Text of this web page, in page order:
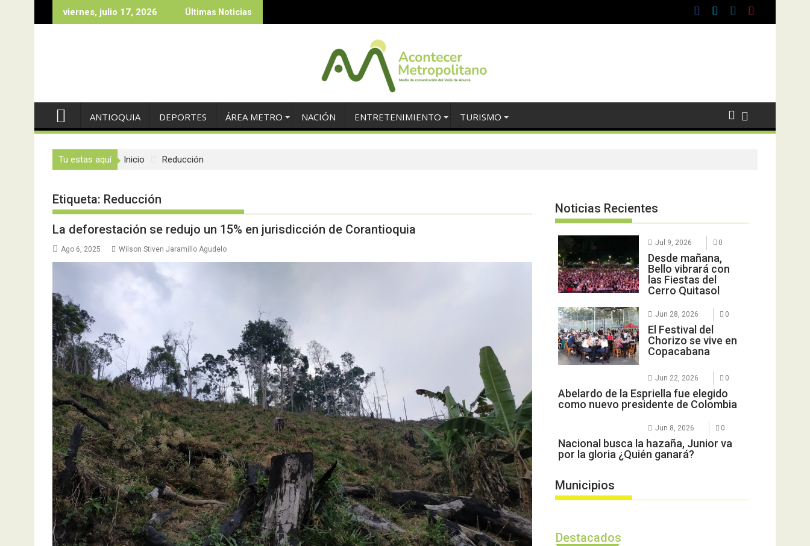
viernes, julio 17, 2026 Últimas Noticias
ANTIOQUIA DEPORTES ÁREA METRO NACIÓN ENTRETENIMIENTO TURISMO
Tu estas aquí Inicio Reducción
Etiqueta: Reducción
La deforestación se redujo un 15% en jurisdicción de Corantioquia
Ago 6, 2025 Wilson Stiven Jaramillo Agudelo
Noticias Recientes
Jul 9, 2026 0
Desde mañana,
Bello vibrará con
las Fiestas del
Cerro Quitasol
Jun 28, 2026 0
El Festival del
Chorizo se vive en
Copacabana
Jun 22, 2026 0
Abelardo de la Espriella fue elegido
como nuevo presidente de Colombia
Jun 8, 2026 0
Nacional busca la hazaña, Junior va
por la gloria ¿Quién ganará?
Municipios
Destacados